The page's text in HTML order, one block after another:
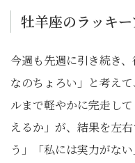
牡羊座のラッキ
今週も先週に引き続き
なのちょろい」と考え
ルまで軽やかに完走し
えるか」が、結果を左
う」「私には実力がな